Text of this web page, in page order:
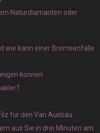
Naturdiamanten oder
wie kann einer Bremsenfalle
können
für den Van Ausbau
aus Sie in drei Minuten am